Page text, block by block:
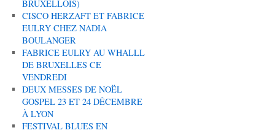
BRUXELLOIS)
CISCO HERZAFT ET FABRICE
EULRY CHEZ NADIA
BOULANGER
FABRICE EULRY AU WHALLL
DE BRUXELLES CE
VENDREDI
DEUX MESSES DE NOËL
GOSPEL 23 ET 24 DÉCEMBRE
À LYON
FESTIVAL BLUES EN